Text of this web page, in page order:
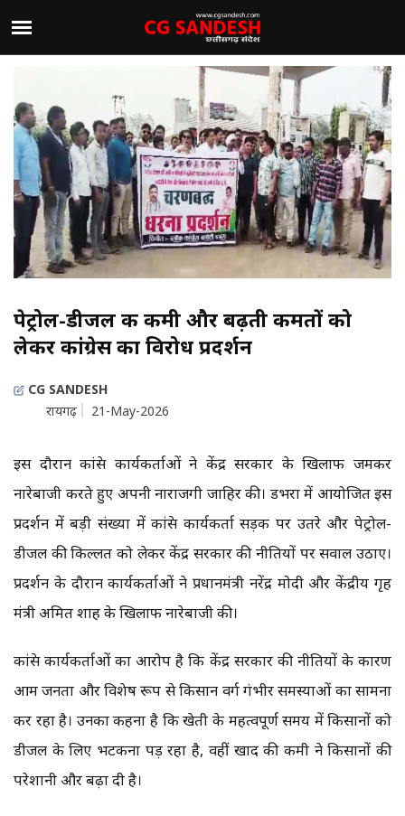
पेट्रोल-डीजल की कमी और बढ़ती कीमतों को
लेकर कांग्रेस का विरोध प्रदर्शन
CG SANDESH
रायगढ़
21-May-2026
इस दौरान कांग्रेस कार्यकर्ताओं ने केंद्र सरकार के खिलाफ जमकर
नारेबाजी करते हुए अपनी नाराजगी जाहिर की। डभरा में आयोजित इस
प्रदर्शन में बड़ी संख्या में कांग्रेस कार्यकर्ता सड़क पर उतरे और पेट्रोल-
डीजल की किल्लत को लेकर केंद्र सरकार की नीतियों पर सवाल उठाए।
प्रदर्शन के दौरान कार्यकर्ताओं ने प्रधानमंत्री नरेंद्र मोदी और केंद्रीय गृह
मंत्री अमित शाह के खिलाफ नारेबाजी की।
कांग्रेस कार्यकर्ताओं का आरोप है कि केंद्र सरकार की नीतियों के कारण
आम जनता और विशेष रूप से किसान वर्ग गंभीर समस्याओं का सामना
कर रहा है। उनका कहना है कि खेती के महत्वपूर्ण समय में किसानों को
डीजल के लिए भटकना पड़ रहा है, वहीं खाद की कमी ने किसानों की
परेशानी और बढ़ा दी है।